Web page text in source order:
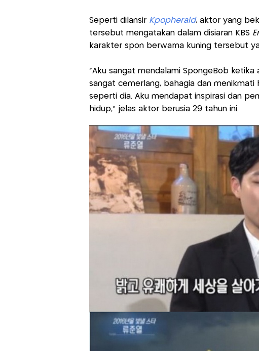
Seperti dilansir Kpopherald, aktor yang
tersebut mengatakan dalam disiaran KBS
karakter spon berwarna kuning tersebut
"Aku sangat mendalami SpongeBob ketika
sangat cemerlang, bahagia dan menikmati
seperti dia. Aku mendapat inspirasi dan
hidup," jelas aktor berusia 29 tahun ini.